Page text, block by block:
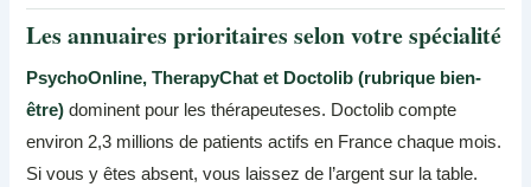
Les annuaires prioritaires selon votre spécialité
PsychoOnline, TherapyChat et Doctolib (rubrique bien-
être) dominent pour les thérapeuteses. Doctolib compte
environ 2,3 millions de patients actifs en France chaque mois.
Si vous y êtes absent, vous laissez de l’argent sur la table.